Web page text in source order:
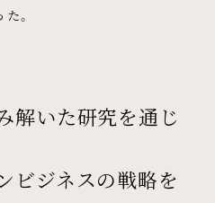
。
解いた研究を通じ
ビジネスの戦略を